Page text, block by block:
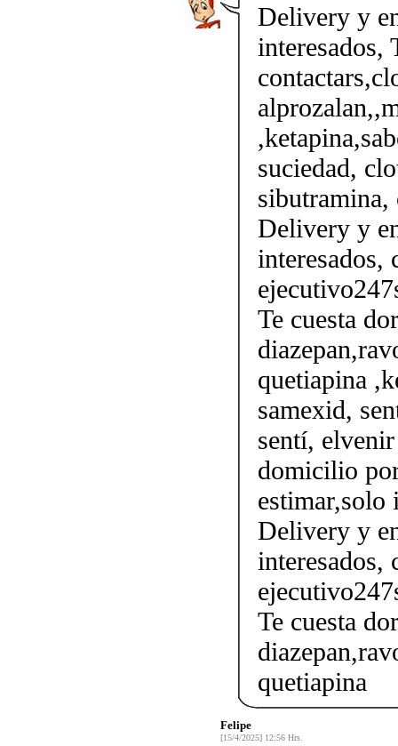
Delivery y
interesados,
suciedad,
Delivery y
interesados,
Te cuesta
quetiapina
samexid,
sentí,
domicilio
estimar,solo
Delivery y
interesados,
Te cuesta
quetiapina
Felipe
[15/4/2025] 12:56 Hrs.